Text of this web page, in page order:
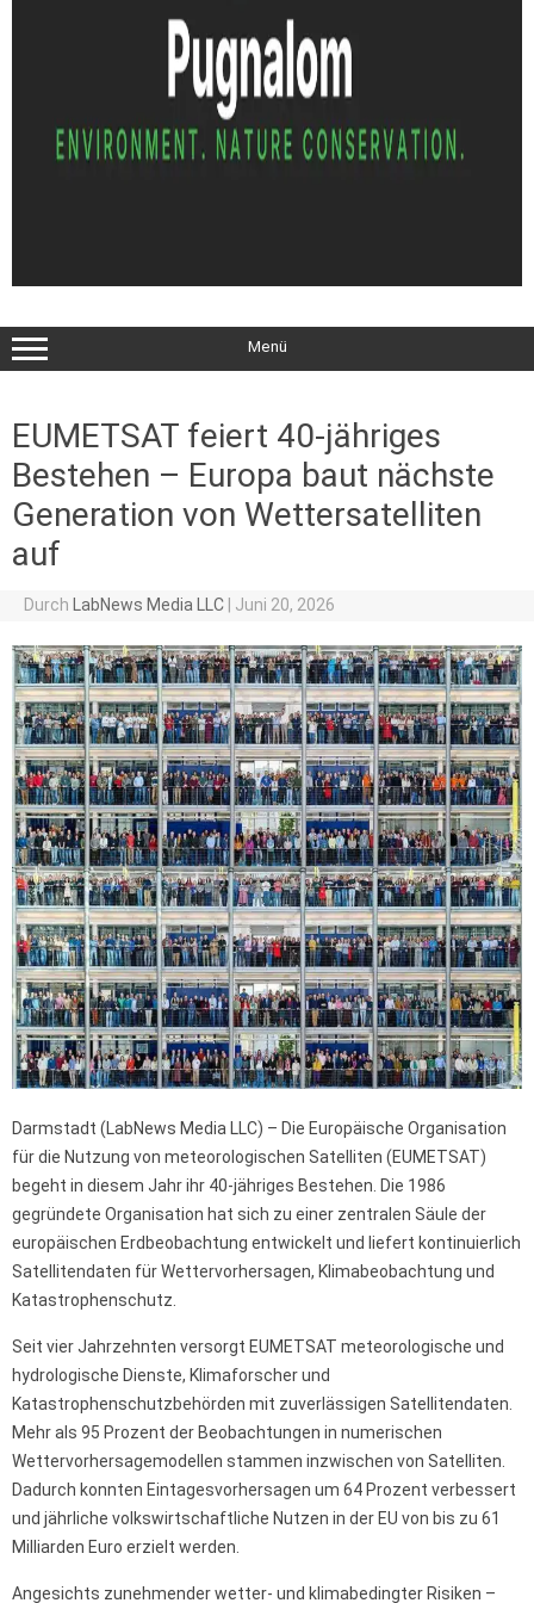
Menü
EUMETSAT feiert 40-jähriges
Bestehen – Europa baut nächste
Generation von Wettersatelliten
auf
Durch LabNews Media LLC Juni 20, 2026
Darmstadt (LabNews Media LLC) – Die Europäische Organisation
für die Nutzung von meteorologischen Satelliten (EUMETSAT)
begeht in diesem Jahr ihr 40-jähriges Bestehen. Die 1986
gegründete Organisation hat sich zu einer zentralen Säule der
europäischen Erdbeobachtung entwickelt und liefert kontinuierlich
Satellitendaten für Wettervorhersagen, Klimabeobachtung und
Katastrophenschutz.
Seit vier Jahrzehnten versorgt EUMETSAT meteorologische und
hydrologische Dienste, Klimaforscher und
Katastrophenschutzbehörden mit zuverlässigen Satellitendaten.
Mehr als 95 Prozent der Beobachtungen in numerischen
Wettervorhersagemodellen stammen inzwischen von Satelliten.
Dadurch konnten Eintagesvorhersagen um 64 Prozent verbessert
und jährliche volkswirtschaftliche Nutzen in der EU von bis zu 61
Milliarden Euro erzielt werden.
Angesichts zunehmender wetter- und klimabedingter Risiken –